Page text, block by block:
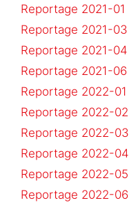
Reportage 2021-01
Reportage 2021-03
Reportage 2021-04
Reportage 2021-06
Reportage 2022-01
Reportage 2022-02
Reportage 2022-03
Reportage 2022-04
Reportage 2022-05
Reportage 2022-06